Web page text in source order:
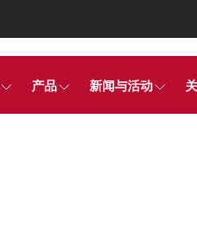
产品 新闻与活动